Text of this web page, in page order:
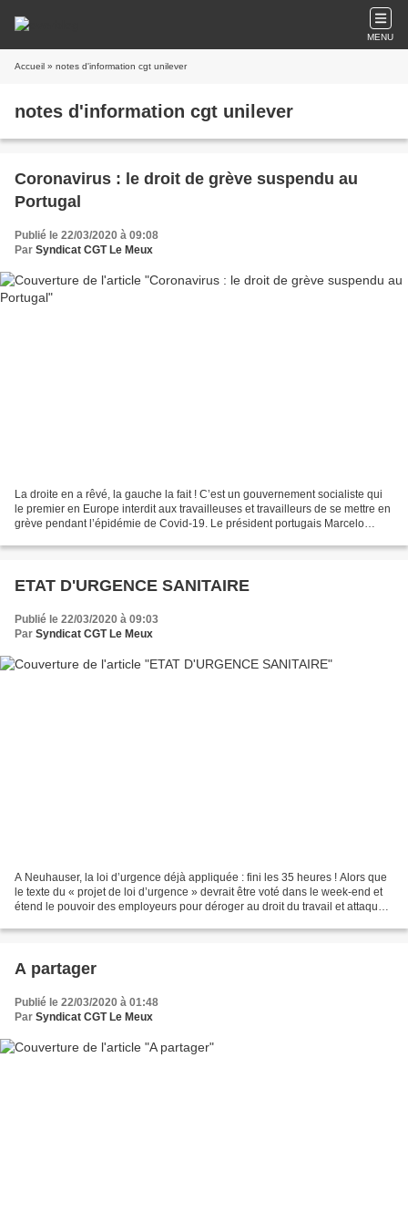
MENU
Accueil » notes d'information cgt unilever
notes d'information cgt unilever
Coronavirus : le droit de grève suspendu au
Portugal
Publié le 22/03/2020 à 09:08
Par Syndicat CGT Le Meux
La droite en a rêvé, la gauche la fait ! C’est un gouvernement socialiste qui
le premier en Europe interdit aux travailleuses et travailleurs de se mettre en
grève pendant l’épidémie de Covid-19. Le président portugais Marcelo
ETAT D'URGENCE SANITAIRE
Publié le 22/03/2020 à 09:03
Par Syndicat CGT Le Meux
A Neuhauser, la loi d’urgence déjà appliquée : fini les 35 heures ! Alors que
le texte du « projet de loi d’urgence » devrait être voté dans le week-end et
étend le pouvoir des employeurs pour déroger au droit du travail et attaquer
A partager
Publié le 22/03/2020 à 01:48
Par Syndicat CGT Le Meux